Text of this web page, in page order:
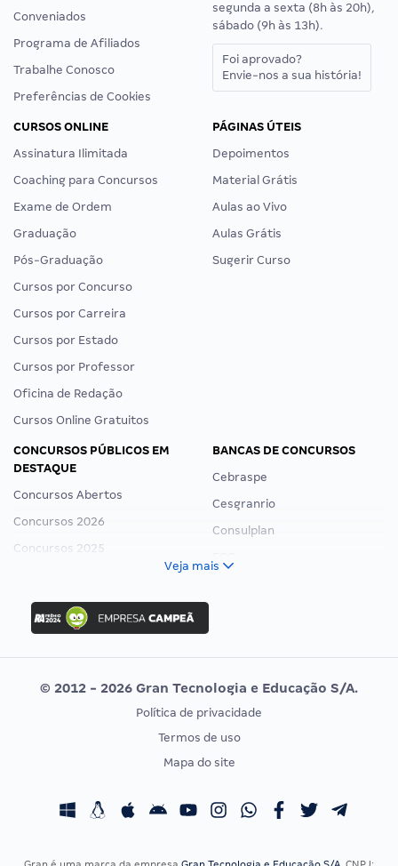
Conveniados
Programa de Afiliados
Trabalhe Conosco
Preferências de Cookies
segunda a sexta (8h às 20h),
sábado (9h às 13h).
Foi aprovado?
Envie-nos a sua história!
CURSOS ONLINE
Assinatura Ilimitada
Coaching para Concursos
Exame de Ordem
Graduação
Pós-Graduação
Cursos por Concurso
Cursos por Carreira
Cursos por Estado
Cursos por Professor
Oficina de Redação
Cursos Online Gratuitos
PÁGINAS ÚTEIS
Depoimentos
Material Grátis
Aulas ao Vivo
Aulas Grátis
Sugerir Curso
CONCURSOS PÚBLICOS EM
DESTAQUE
Concursos Abertos
Concursos 2026
Concursos 2025
Concurso Ibama
Concurso MPU
Editais publicados
BANCAS DE CONCURSOS
Cebraspe
Cesgranrio
Consulplan
Vunesp
CONCURSOS POR PROFISSÃO
Concursos Fiscais
EXAME DE ORDEM
Calendário OAB
Veja mais
© 2012 - 2026 Gran Tecnologia e Educação S/A.
Política de privacidade
Termos de uso
Mapa do site